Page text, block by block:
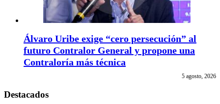
Álvaro Uribe exige “cero persecución” al
futuro Contralor General y propone una
Contraloría más técnica
5 agosto, 2026
Destacados